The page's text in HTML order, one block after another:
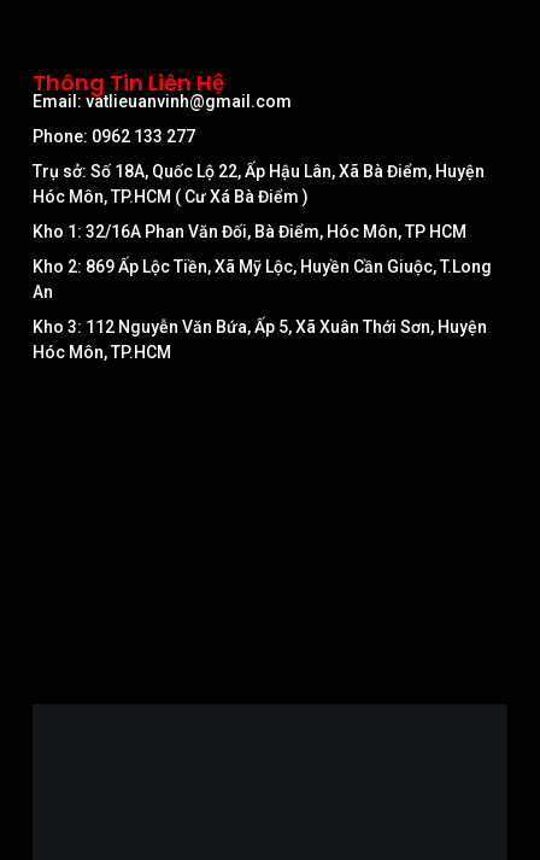
Thông Tin Liên Hệ
Email: vatlieuanvinh@gmail.com
Phone: 0962 133 277
Trụ sở: Số 18A, Quốc Lộ 22, Ấp Hậu Lân, Xã Bà Điểm, Huyện
Hóc Môn, TP.HCM ( Cư Xá Bà Điểm )
Kho 1: 32/16A Phan Văn Đối, Bà Điểm, Hóc Môn, TP HCM
Kho 2: 869 Ấp Lộc Tiền, Xã Mỹ Lộc, Huyền Cần Giuộc, T.Long
An
Kho 3: 112 Nguyễn Văn Bứa, Ấp 5, Xã Xuân Thới Sơn, Huyện
Hóc Môn, TP.HCM